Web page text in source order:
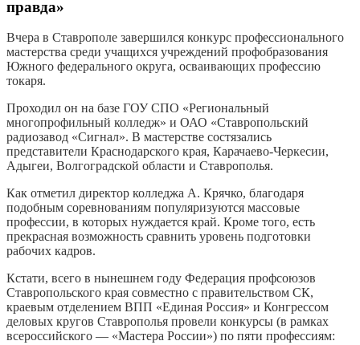
правда»
Вчера в Ставрополе завершился конкурс профессионального
мастерства среди учащихся учреждений профобразования
Южного федерального округа, осваивающих профессию
токаря.
Проходил он на базе ГОУ СПО «Региональный
многопрофильный колледж» и ОАО «Ставропольский
радиозавод «Сигнал». В мастерстве состязались
представители Краснодарского края, Карачаево-Черкесии,
Адыгеи, Волгоградской области и Ставрополья.
Как отметил директор колледжа А. Крячко, благодаря
подобным соревнованиям популяризуются массовые
профессии, в которых нуждается край. Кроме того, есть
прекрасная возможность сравнить уровень подготовки
рабочих кадров.
Кстати, всего в нынешнем году Федерация профсоюзов
Ставропольского края совместно с правительством СК,
краевым отделением ВПП «Единая Россия» и Конгрессом
деловых кругов Ставрополья провели конкурсы (в рамках
всероссийского — «Мастера России») по пяти профессиям: